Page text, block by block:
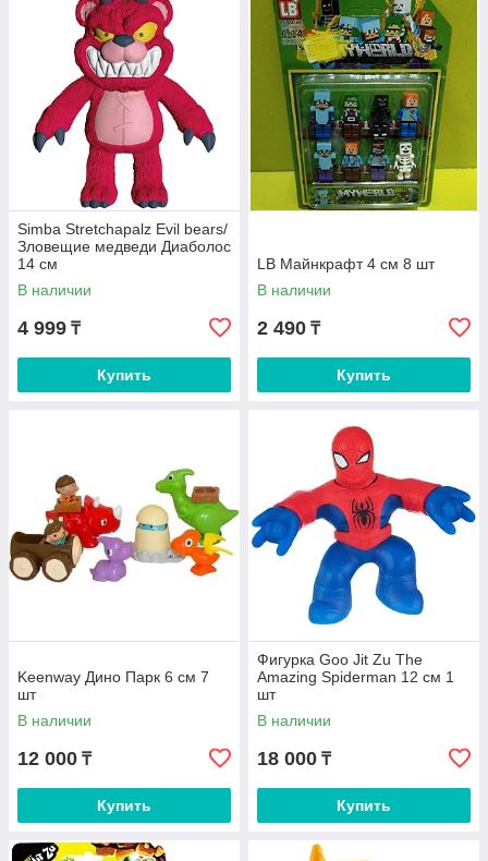
Simba Stretchapalz Evil bears/
Зловещие медведи Диаболос
14 см
В наличии
4 999 ₸
Купить
LB Майнкрафт 4 см 8 шт
В наличии
2 490 ₸
Купить
Keenway Дино Парк 6 см 7
шт
В наличии
12 000 ₸
Купить
Фигурка Goo Jit Zu The
Amazing Spiderman 12 см 1
шт
В наличии
18 000 ₸
Купить